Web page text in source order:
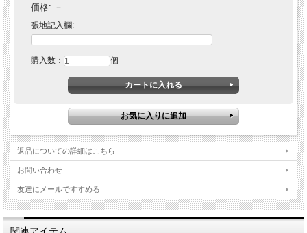
価格: －
張地記入欄:
購入数： 個
返品についての詳細はこちら
お問い合わせ
友達にメールですすめる